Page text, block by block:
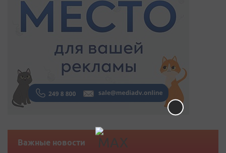
Важные новости